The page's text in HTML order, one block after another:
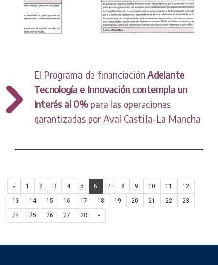
El Programa de financiación Adelante
Tecnología e Innovación contempla un
interés al 0% para las operaciones
garantizadas por Aval Castilla-La Mancha
« 1 2 3 4 5 6 7 8 9 10 11 12
13 14 15 16 17 18 19 20 21 22 23
24 25 26 27 28 »